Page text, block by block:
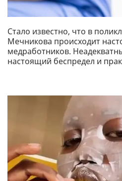
Стало известно, что в
Мечникова происходит
медработников.
настоящий беспредел и